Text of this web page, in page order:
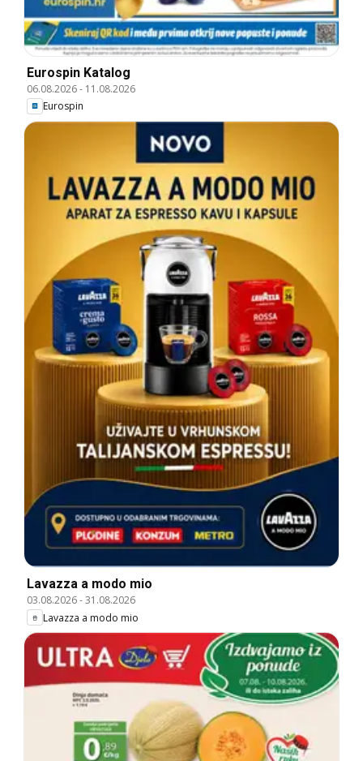
Eurospin Katalog
06.08.2026- 11.08.2026
Eurospin
Lavazza a modo mio
03.08.2026-31.08.2026
Lavazza a modo mio